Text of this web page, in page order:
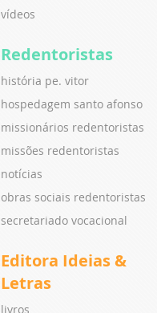
vídeos
Redentoristas
história pe. vitor
hospedagem santo afonso
missionários redentoristas
missões redentoristas
notícias
obras sociais redentoristas
secretariado vocacional
Editora Ideias &
Letras
livros